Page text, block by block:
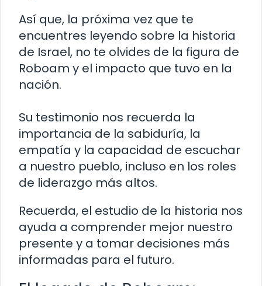
Así que, la próxima vez que te
encuentres leyendo sobre la historia
de Israel, no te olvides de la figura de
Roboam y el impacto que tuvo en la
nación.
Su testimonio nos recuerda la
importancia de la sabiduría, la
empatía y la capacidad de escuchar
a nuestro pueblo, incluso en los roles
de liderazgo más altos.
Recuerda, el estudio de la historia nos
ayuda a comprender mejor nuestro
presente y a tomar decisiones más
informadas para el futuro.